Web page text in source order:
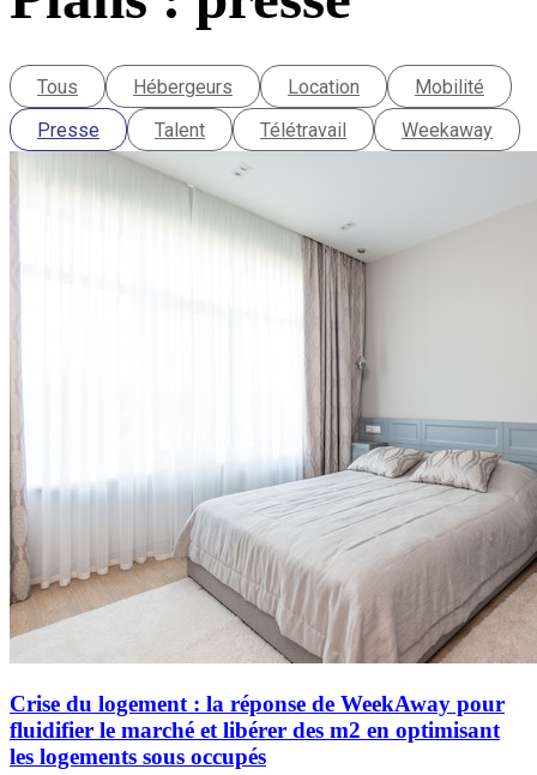
Tous Hébergeurs Location
Mobilité
Presse
Talent Télétravail Weekaway
Crise du logement : la réponse de WeekAway pour
fluidifier le marché et libérer des m2 en optimisant
les logements sous occupés